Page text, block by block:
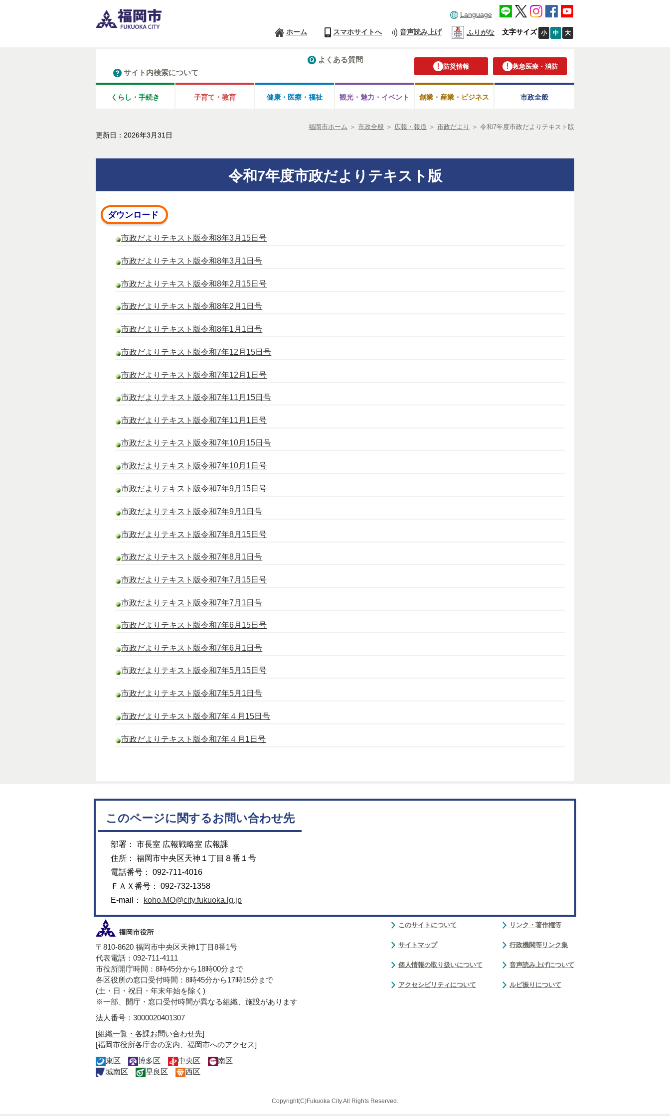
Language
ホーム スマホサイトへ 音声読み上げ ふりがな 文字サイズ 小 中 大
防災情報 救急医療・消防
よくある質問
サイト内検索について
くらし・手続き 子育て・教育 健康・医療・ 福祉 観光・魅力・ イベント 創業・産業・ビジネス 市政全般
福岡市ホーム ＞ 市政全般 ＞ 広報・報道 ＞ 市政だより ＞ 令和7年度市政だよりテキスト版
更新日：2026年3月31日
令和7年度市政だよりテキスト版
ダウンロード
市政だよりテキスト版令和8年3月15日号
市政だよりテキスト版令和8年3月1日号
市政だよりテキスト版令和8年2月15日号
市政だよりテキスト版令和8年2月1日号
市政だよりテキスト版令和8年1月1日号
市政だよりテキスト版令和7年12月15日号
市政だよりテキスト版令和7年12月1日号
市政だよりテキスト版令和7年11月15日号
市政だよりテキスト版令和7年11月1日号
市政だよりテキスト版令和7年10月15日号
市政だよりテキスト版令和7年10月1日号
市政だよりテキスト版令和7年9月15日号
市政だよりテキスト版令和7年9月1日号
市政だよりテキスト版令和7年8月15日号
市政だよりテキスト版令和7年8月1日号
市政だよりテキスト版令和7年7月15日号
市政だよりテキスト版令和7年7月1日号
市政だよりテキスト版令和7年6月15日号
市政だよりテキスト版令和7年6月1日号
市政だよりテキスト版令和7年5月15日号
市政だよりテキスト版令和7年5月1日号
市政だよりテキスト版令和7年４月15日号
市政だよりテキスト版令和7年４月1日号
このページに関するお問い合わせ先
部署： 市長室 広報戦略室 広報課
住所： 福岡市中央区天神１丁目８番１号
電話番号： 092-711-4016
ＦＡＸ番号： 092-732-1358
E-mail：
koho.MO@city.fukuoka.lg.jp
〒810-8620 福岡市中央区天神1丁目8番1号
代表電話：092-711-4111
市役所開庁時間：8時45分から18時00分まで
各区役所の窓口受付時間：8時45分から17時15分まで
(土・日・祝日・年末年始を除く)
※一部、開庁・窓口受付時間が異なる組織、施設があります
法人番号：3000020401307
[組織一覧・各課お問い合わせ先]
[福岡市役所各庁舎の案内、福岡市へのアクセス]
東区
博多区 中央区
南区
城南区
早良区 西区
このサイトについて
サイトマップ
個人情報の取り扱いについて
アクセシビリティについて
リンク・著作権等
行政機関等リンク集
音声読み上げについて
ルビ振りについて
Copyright(C)Fukuoka City.All Rights Reserved.